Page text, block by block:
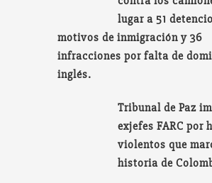
lugar a 51
motivos de inmigración y 36
infracciones por falta de
inglés.
Tribunal de Paz
exjefes FARC por
violentos que
historia de